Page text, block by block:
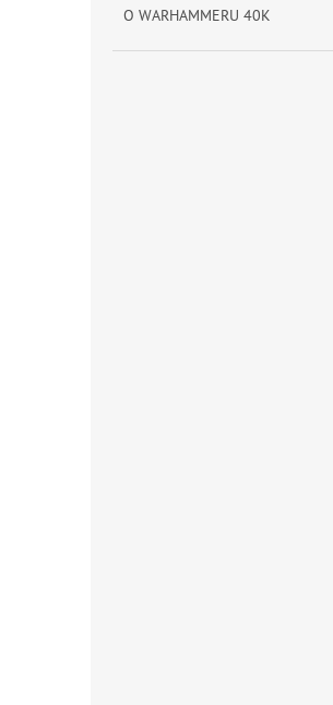
O WARHAMMERU 40K